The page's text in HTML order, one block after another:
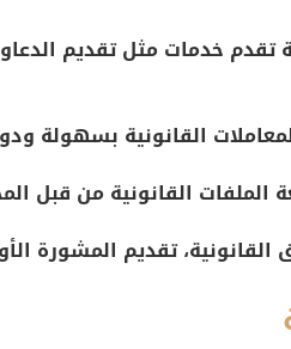
تقدم خدمات مثل تقديم
القانونية بسهولة
القانونية من قبل
تقديم المشورة